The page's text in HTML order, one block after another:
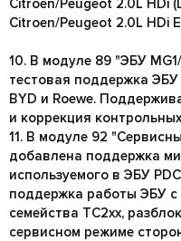
Citroen/Peugeot 2.0L HDi
10. В модуле 89 "ЭБУ
тестовая поддержка ЭБУ
BYD и Roewe.
и коррекция
11. В модуле 92
добавлена поддержка
используемого в ЭБУ
поддержка работы ЭБУ
семейства TC2xx,
сервисном режиме